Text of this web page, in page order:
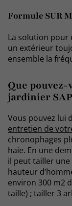
Formule SUR
La solution pour
un extérieur
ensemble la
Que
jardinier
Vous pouvez lui
entretien de
chronophages
haie. En une
il peut tailler
hauteur
environ 300 m2
taille) ; tailler 3